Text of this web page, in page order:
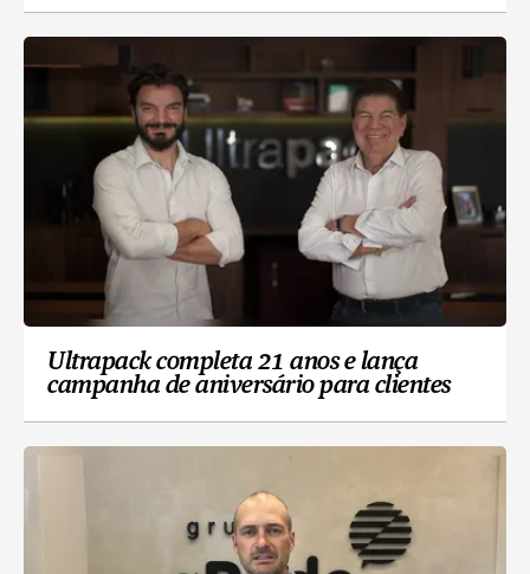
Ultrapack completa 21 anos e lança
campanha de aniversário para clientes